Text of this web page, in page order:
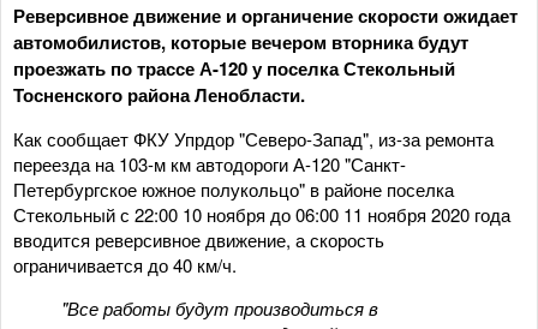
Реверсивное движение и органичение скорости ожидает
автомобилистов, которые вечером вторника будут
проезжать по трассе А-120 у поселка Стекольный
Тосненского района Ленобласти.
Как сообщает ФКУ Упрдор "Северо-Запад", из-за ремонта
переезда на 103-м км автодороги А-120 "Санкт-
Петербургское южное полукольцо" в районе поселка
Стекольный с 22:00 10 ноября до 06:00 11 ноября 2020 года
вводится реверсивное движение, а скорость
ограничивается до 40 км/ч.
"Все работы будут производиться в